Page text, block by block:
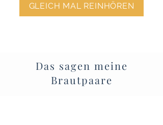
GLEICH MAL REINHÖREN
Das sagen meine
Brautpaare